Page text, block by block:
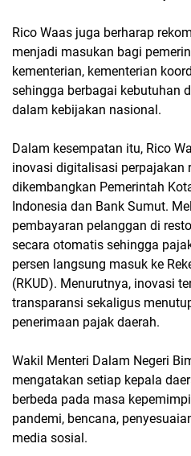
Rico Waas juga berharap
menjadi masukan bagi
kementerian, kementerian
sehingga berbagai kebutuhan
dalam kebijakan nasional.
Dalam kesempatan itu, Rico
inovasi digitalisasi perpajakan
dikembangkan Pemerintah
Indonesia dan Bank Sumut.
pembayaran pelanggan di
secara otomatis sehingga
persen langsung masuk ke
(RKUD). Menurutnya, inovasi
transparansi sekaligus
penerimaan pajak daerah.
Wakil Menteri Dalam Negeri
mengatakan setiap kepala
berbeda pada masa
pandemi, bencana,
media sosial.